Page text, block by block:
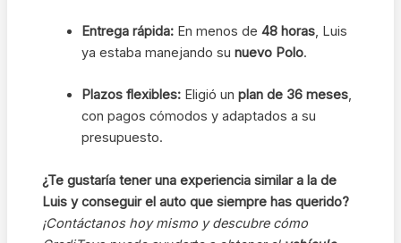
Entrega rápida:En menos de 48 horas, Luis
ya estaba manejando su nuevo Polo.
Plazos flexibles:Eligió un plan de 36 meses,
con pagos cómodos y adaptados a su
presupuesto.
¿Te gustaría tener una experiencia similar a la de
Luis y conseguir el auto que siempre has querido?
¡Contáctanos hoy mismo y descubre cómo